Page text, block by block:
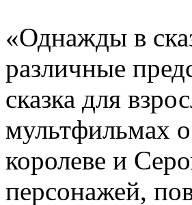
«Однажды в
различные
сказка для
мультфильмах
королеве и
персонажей,